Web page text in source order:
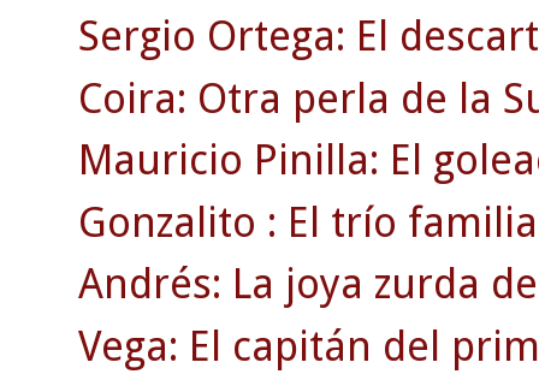
Sergio Ortega: El
Coira: Otra perla de la
Mauricio Pinilla: El
Gonzalito : El trío
Andrés: La joya zurda
Vega: El capitán del